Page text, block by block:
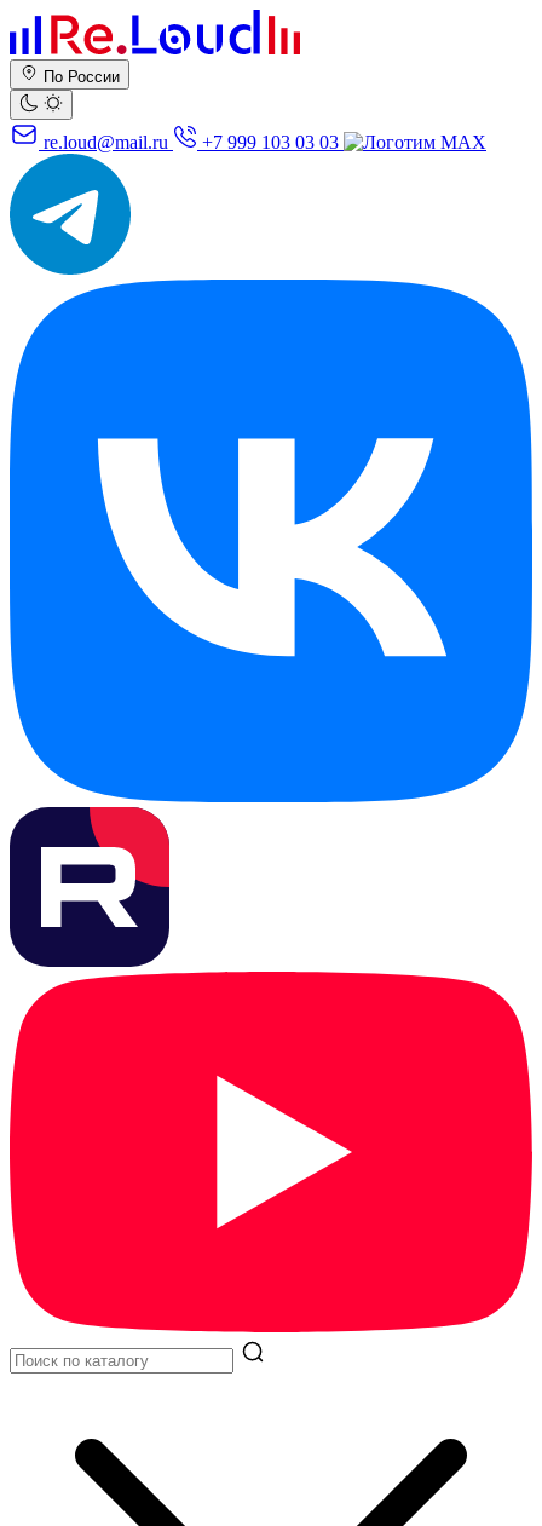
По России
re.loud@mail.ru +7 999 103 03 03